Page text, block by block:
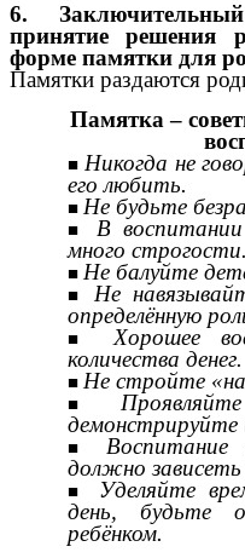
6.
принятие решения
форме памятки для
Памятки раздаются
Памятка –
Никогда не
его любить.
Не будьте
В
много строгости.
Не балуйте
Не
определённую
Хорошее
количества денег.
Не стройте
демонстрируйте
должно
Уделяйте
день, будьте
ребёнком.